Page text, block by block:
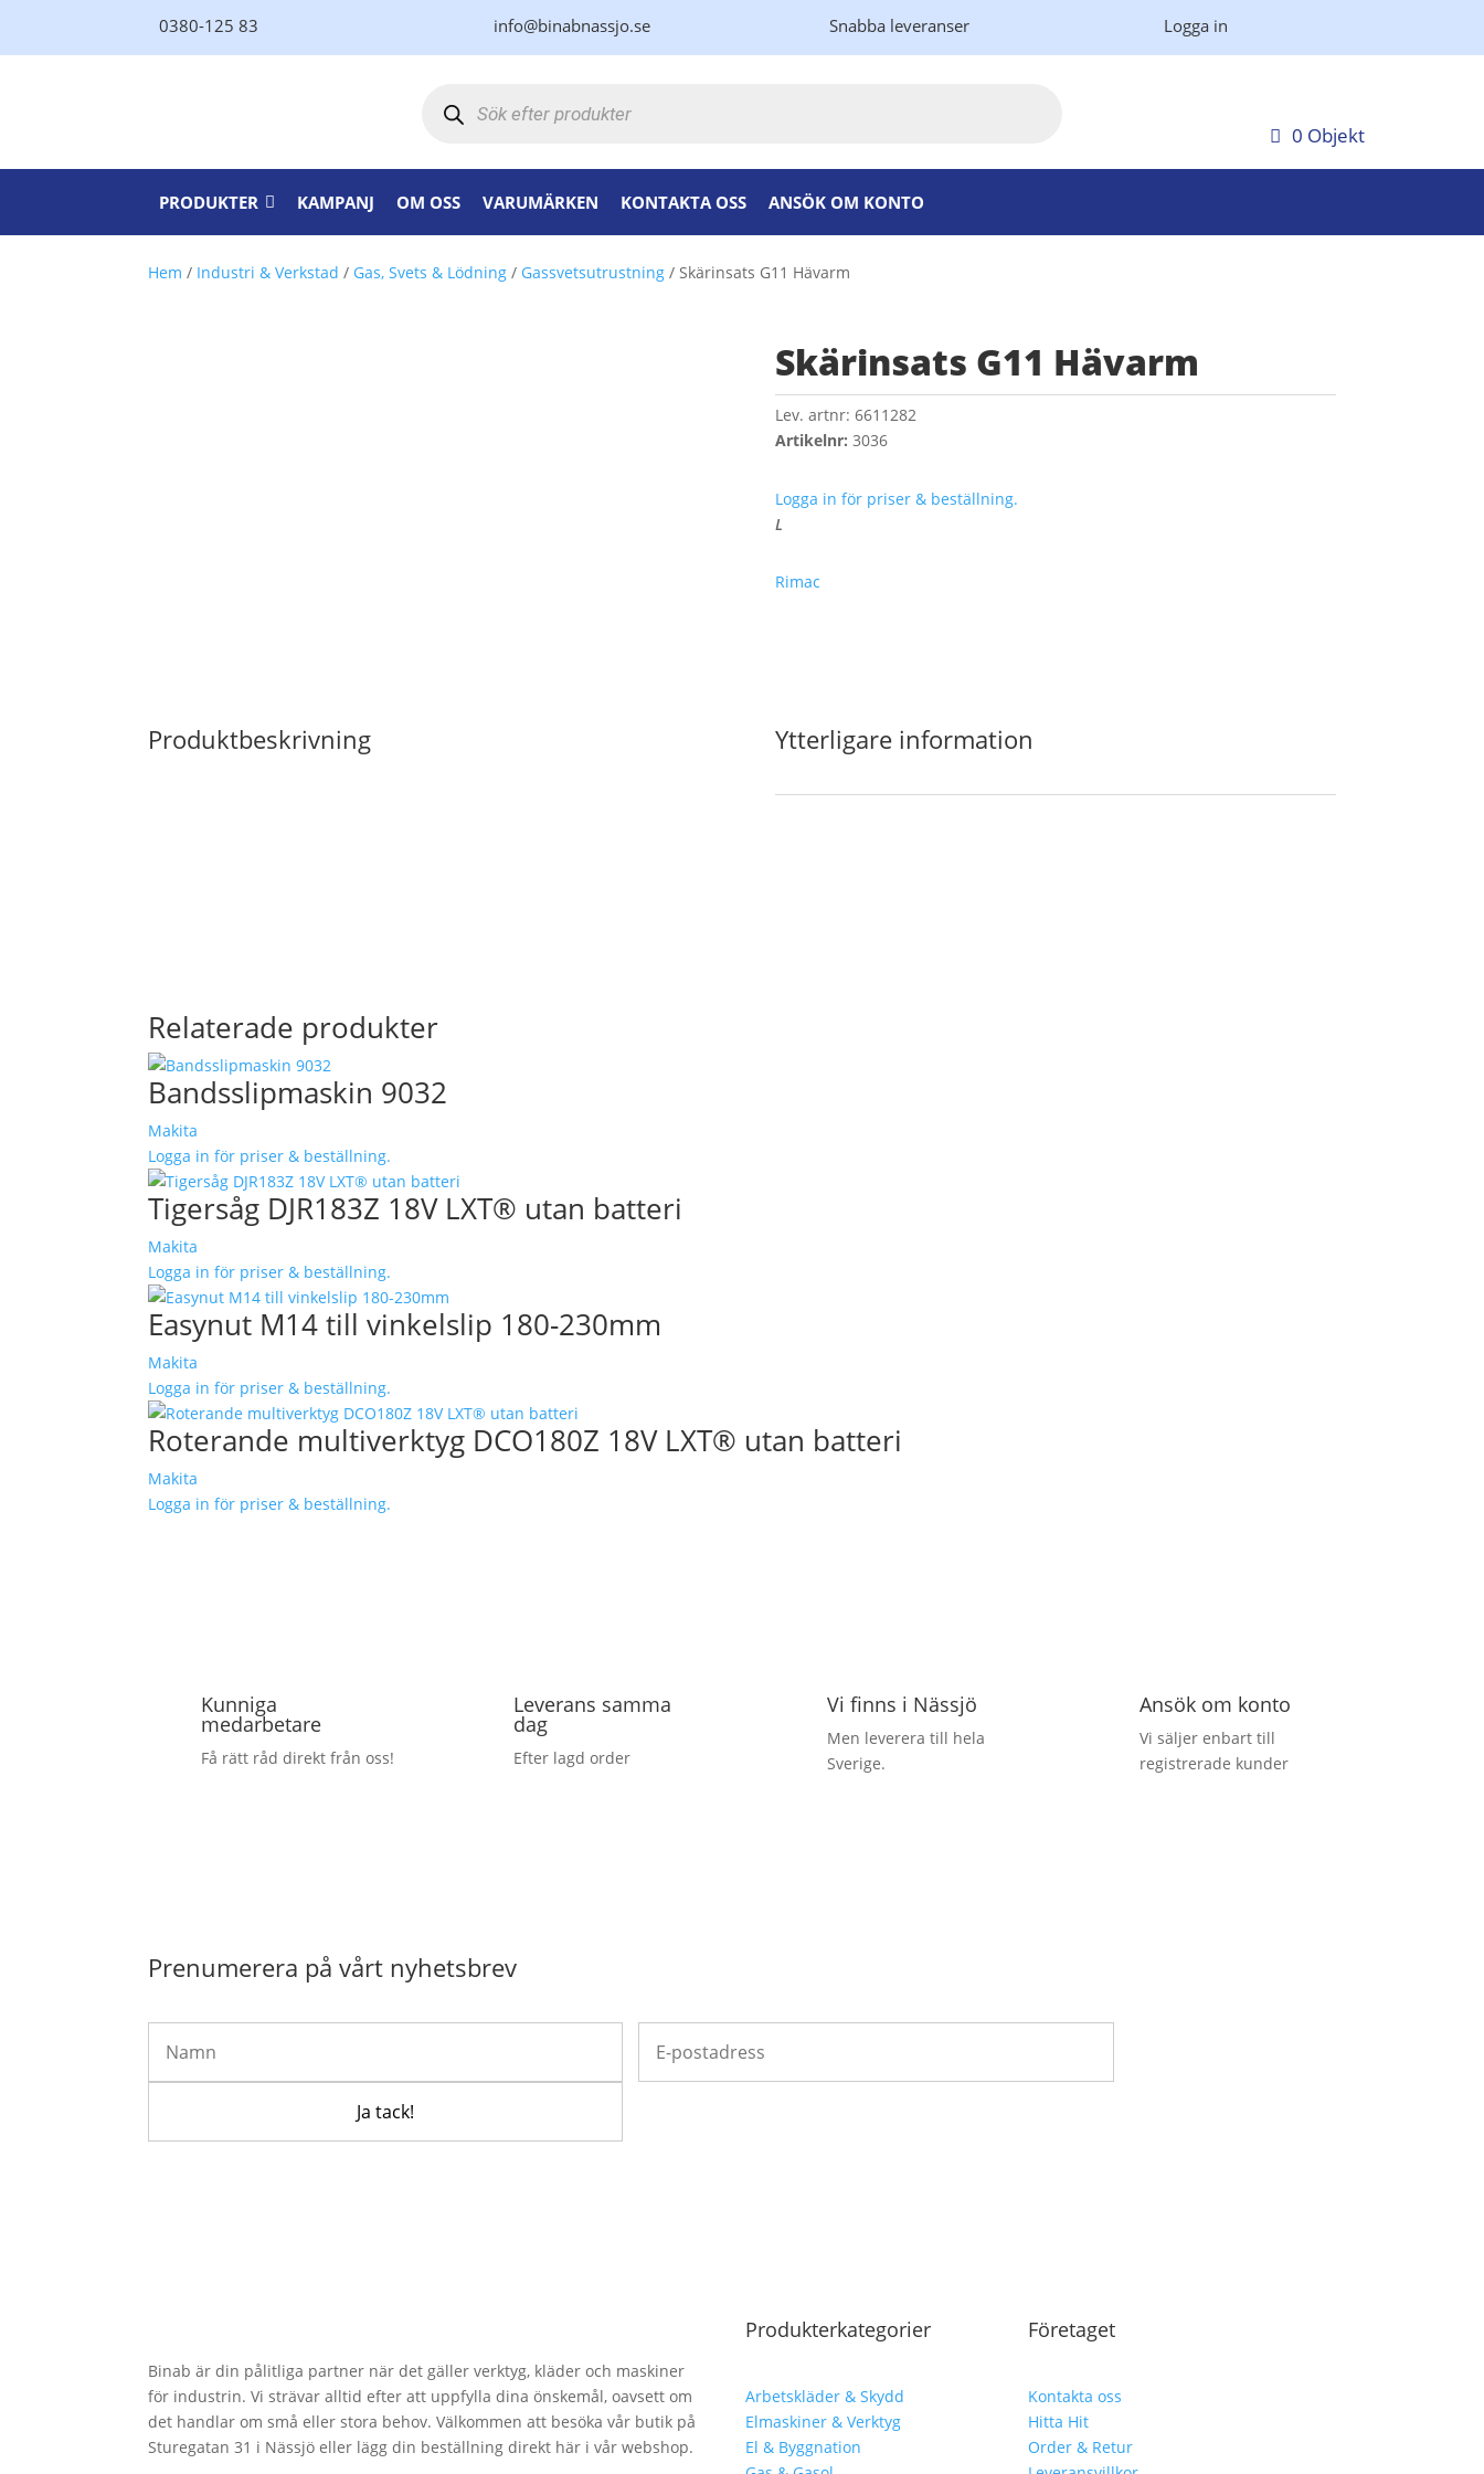
0380-125 83 info@binabnassjo.se Snabba leveranser Logga in
0 Objekt
PRODUKTER KAMPANJ OM OSS VARUMÄRKEN KONTAKTA OSS ANSÖK OM KONTO
Hem / Industri & Verkstad / Gas, Svets & Lödning / Gassvetsutrustning / Skärinsats G11 Hävarm
Skärinsats G11 Hävarm
Lev. artnr: 6611282
Artikelnr: 3036
Logga in för priser & beställning.
L
Rimac
Produktbeskrivning Ytterligare information
Relaterade produkter
Bandsslipmaskin 9032
Makita
Logga in för priser & beställning.
Tigersåg DJR183Z 18V LXT® utan batteri
Makita
Logga in för priser & beställning.
Easynut M14 till vinkelslip 180-230mm
Makita
Logga in för priser & beställning.
Roterande multiverktyg DCO180Z 18V LXT® utan batteri
Makita
Logga in för priser & beställning.
Kunniga
medarbetare
Få rätt råd direkt från oss!
Leverans samma
dag
Efter lagd order
Vi finns i Nässjö
Men leverera till hela
Sverige.
Ansök om konto
Vi säljer enbart till
registrerade kunder
Prenumerera på vårt nyhetsbrev
Binab är din pålitliga partner när det gäller verktyg, kläder och maskiner
för industrin. Vi strävar alltid efter att uppfylla dina önskemål, oavsett om
det handlar om små eller stora behov. Välkommen att besöka vår butik på
Sturegatan 31 i Nässjö eller lägg din beställning direkt här i vår webshop.
Produkterkategorier
Arbetskläder & Skydd
Elmaskiner & Verktyg
El & Byggnation
Företaget
Kontakta oss
Hitta Hit
Order & Retur